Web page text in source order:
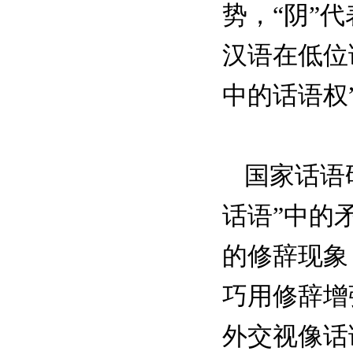
势，“阴”
汉语在低
中的话语
国家话
话语”中的
的修辞现
巧用修辞
外交视像